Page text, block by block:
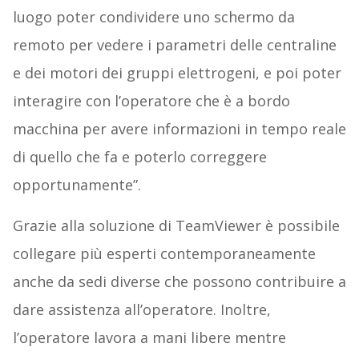
luogo poter condividere uno schermo da
remoto per vedere i parametri delle centraline
e dei motori dei gruppi elettrogeni, e poi poter
interagire con l’operatore che è a bordo
macchina per avere informazioni in tempo reale
di quello che fa e poterlo correggere
opportunamente”.
Grazie alla soluzione di TeamViewer è possibile
collegare più esperti contemporaneamente
anche da sedi diverse che possono contribuire a
dare assistenza all’operatore. Inoltre,
l’operatore lavora a mani libere mentre